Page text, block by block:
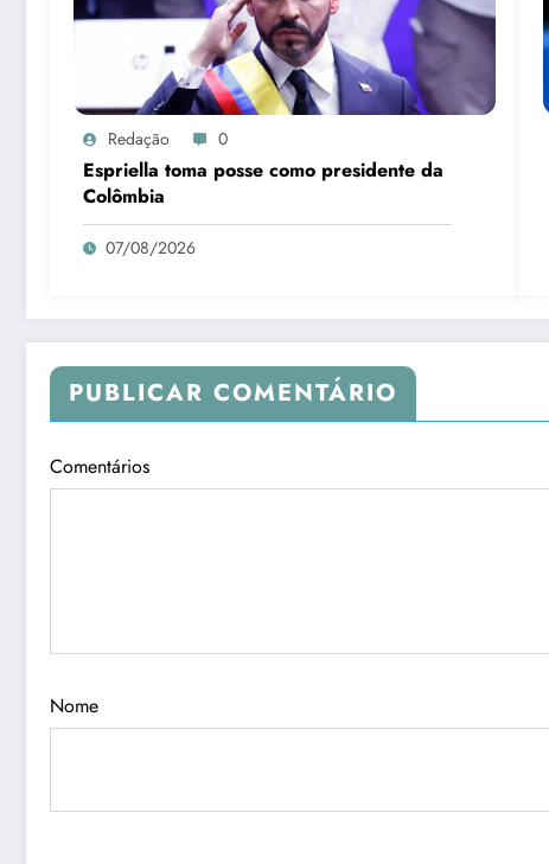
Redação 0
Espriella toma posse como presidente da
Colômbia
07/08/2026
PUBLICAR COMENTÁRIO
Comentários
Nome